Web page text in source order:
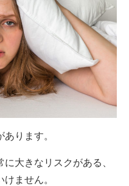
ります。
大きなリスクがある、
ません。